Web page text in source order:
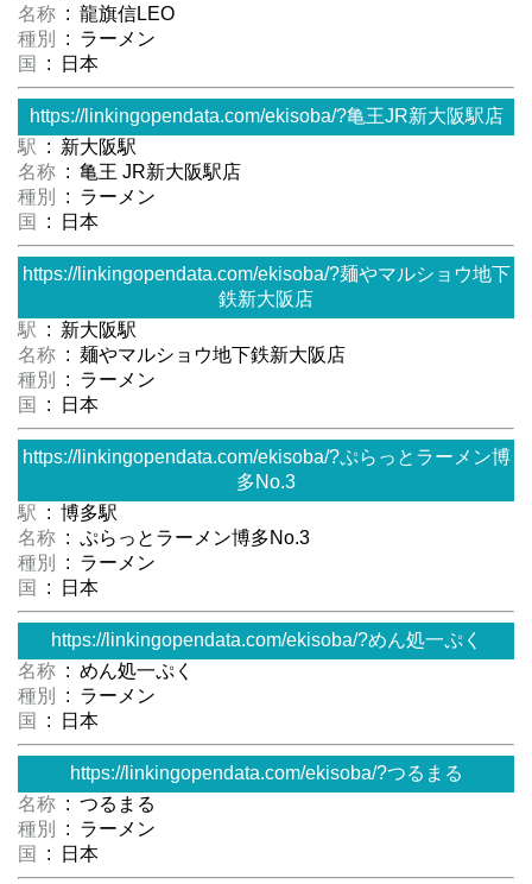
名称 : 龍旗信LEO
種別
: ラーメン
国
: 日本
https://linkingopendata.com/ekisoba/?亀王JR新大阪駅店
駅 : 新大阪駅
名称 : 亀王 JR新大阪駅店
種別
: ラーメン
国
: 日本
https://linkingopendata.com/ekisoba/?麺やマルショウ地下
鉄新大阪店
駅 : 新大阪駅
名称 : 麺やマルショウ地下鉄新大阪店
種別
: ラーメン
国
: 日本
https://linkingopendata.com/ekisoba/?ぷらっとラーメン博
多No.3
駅 : 博多駅
名称 : ぷらっとラーメン博多No.3
種別
: ラーメン
国
: 日本
https://linkingopendata.com/ekisoba/?めん処一ぷく
名称 : めん処一ぷく
種別
: ラーメン
国
: 日本
https://linkingopendata.com/ekisoba/?つるまる
名称 : つるまる
種別
: ラーメン
国
: 日本